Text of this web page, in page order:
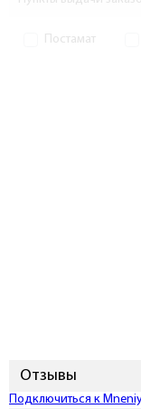
Постамат
Отзывы
Подключиться к